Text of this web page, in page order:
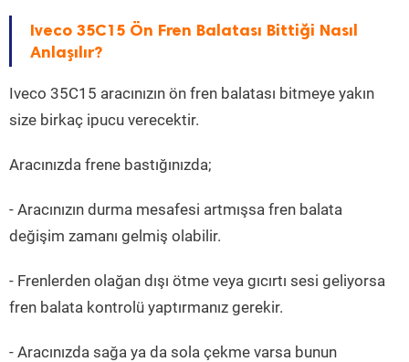
Iveco 35C15 Ön Fren Balatası Bittiği Nasıl
Anlaşılır?
Iveco 35C15 aracınızın ön fren balatası bitmeye yakın
size birkaç ipucu verecektir.
Aracınızda frene bastığınızda;
- Aracınızın durma mesafesi artmışsa fren balata
değişim zamanı gelmiş olabilir.
- Frenlerden olağan dışı ötme veya gıcırtı sesi geliyorsa
fren balata kontrolü yaptırmanız gerekir.
- Aracınızda sağa ya da sola çekme varsa bunun